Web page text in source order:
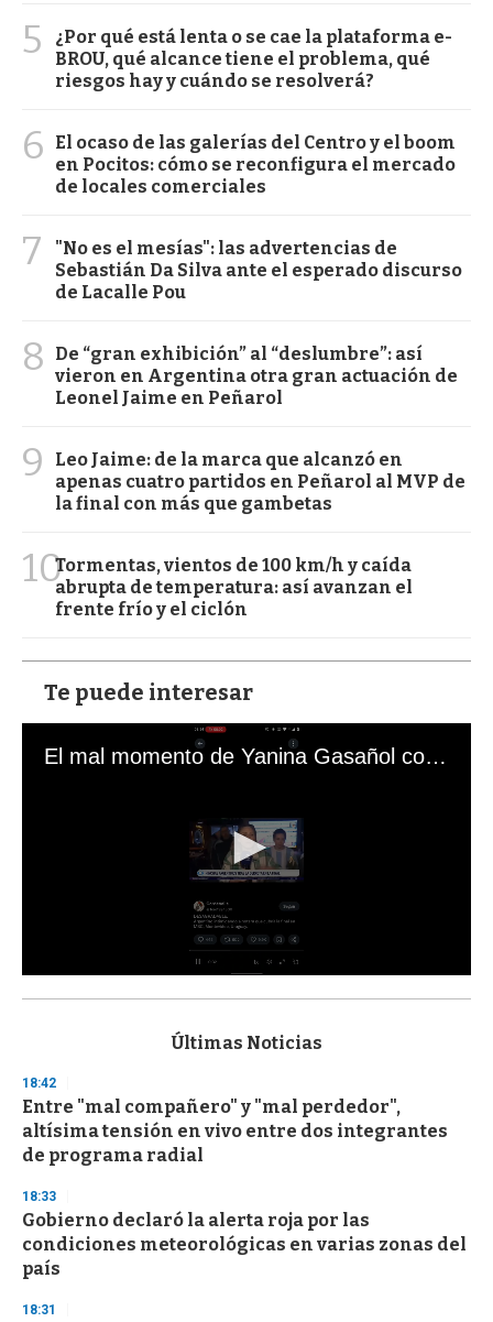
5
¿Por qué está lenta o se cae la plataforma e-
BROU, qué alcance tiene el problema, qué
riesgos hay y cuándo se resolverá?
6
El ocaso de las galerías del Centro y el boom
en Pocitos: cómo se reconfigura el mercado
de locales comerciales
7
"No es el mesías": las advertencias de
Sebastián Da Silva ante el esperado discurso
de Lacalle Pou
8
De “gran exhibición” al “deslumbre”: así
vieron en Argentina otra gran actuación de
Leonel Jaime en Peñarol
9
Leo Jaime: de la marca que alcanzó en
apenas cuatro partidos en Peñarol al MVP de
la final con más que gambetas
10Tormentas, vientos de 100 km/h y caída
abrupta de temperatura: así avanzan el
frente frío y el ciclón
Te puede interesar
El mal momento de Yanina Gasañol con un hincha argentino en "Subrayado"
s
d
s
o
f
3
s
e
c
o
n
d
s
Últimas Noticias
18:42
Entre "mal compañero" y "mal perdedor",
altísima tensión en vivo entre dos integrantes
de programa radial
18:33
Gobierno declaró la alerta roja por las
condiciones meteorológicas en varias zonas del
país
18:31